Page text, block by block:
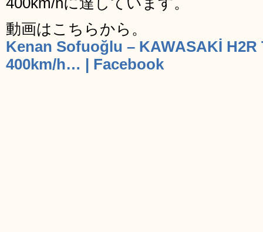
動画はこちらから。
Kenan Sofuoğlu – KAWASAKİ H2R
400km/h… | Facebook